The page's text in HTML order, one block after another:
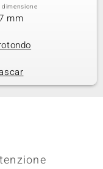
dimensione
mm